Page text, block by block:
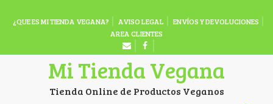
¿QUE ES MI TIENDA VEGANA? AVISO LEGAL
ENVÍOS Y DEVOLUCIONES
AREA CLIENTES
Mi Tienda Vegana
Tienda Online de Productos Veganos